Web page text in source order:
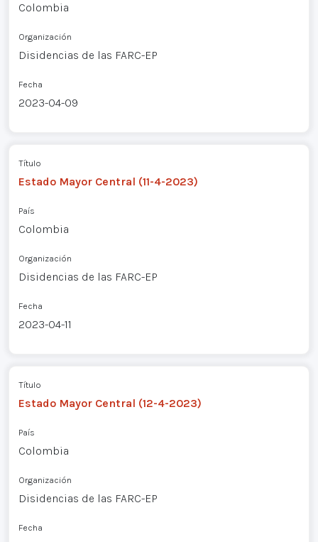
Colombia
Organización
Disidencias de las FARC-EP
Fecha
2023-04-09
Título
Estado Mayor Central (11-4-2023)
País
Colombia
Organización
Disidencias de las FARC-EP
Fecha
2023-04-11
Título
Estado Mayor Central (12-4-2023)
País
Colombia
Organización
Disidencias de las FARC-EP
Fecha